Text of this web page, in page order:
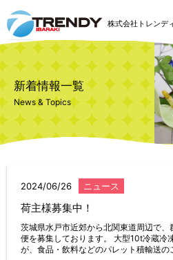
株式会社トレンデ
新着情報一覧
News & Topics
2024/06/26 ニュース
荷主様募集中！
茨城県水戸市近郊から北関東道周辺で
便を募集しております。 大型10t冷蔵冷
が、食品・飲料などのパレット積輸送